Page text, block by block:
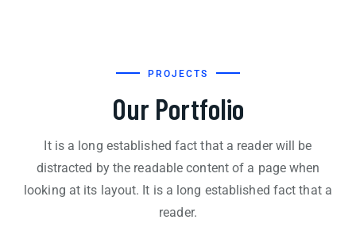
PROJECTS
Our Portfolio
It is a long established fact that a reader will be
distracted by the readable content of a page when
looking at its layout. It is a long established fact that a
reader.